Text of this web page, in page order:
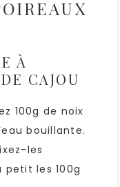
À
CAJOU
100g de noix
bouillante.
les
les 100g